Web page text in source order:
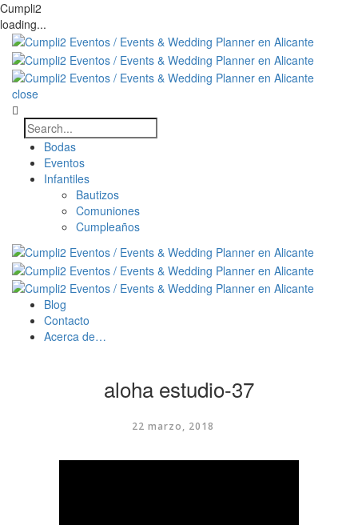
Cumpli2
loading...
close
Bodas
Eventos
Infantiles
Bautizos
Comuniones
Cumpleaños
Blog
Contacto
Acerca de…
aloha estudio-37
22 marzo, 2018